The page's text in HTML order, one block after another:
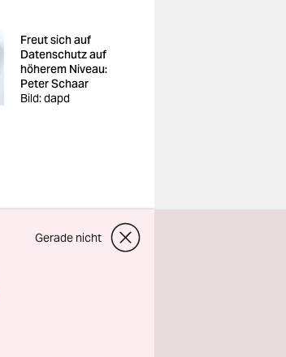
Freut sich auf
Datenschutz auf
höherem Niveau:
Peter Schaar
Bild: dapd
Gerade nicht